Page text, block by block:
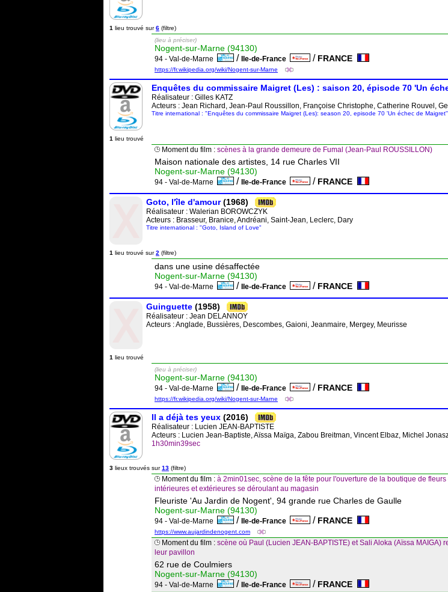
1 lieu trouvé sur6 (filtre)
(lieu à préciser)
Nogent-sur-Marne (94130)
94 - Val-de-Marne / Ile-de-France / FRANCE
https://fr.wikipedia.org/wiki/Nogent-sur-Marne
Enquêtes du commissaire Maigret (Les) : saison 20, épisode 70 'Un
Réalisateur : Gilles KATZ
Acteurs : Jean Richard, Jean-Paul Roussillon, Françoise Christophe, Catherine Rouvel,
Titre international : "Enquêtes du commissaire Maigret (Les): season 20, episode 70 'Un échec de
1 lieu trouvé
Moment du film : scènes à la grande demeure de Fumal (Jean-Paul ROUSSILLON)
Maison nationale des artistes, 14 rue Charles VII
Nogent-sur-Marne (94130)
94 - Val-de-Marne / Ile-de-France / FRANCE
Goto, l'île d'amour(1968)
Réalisateur : Walerian BOROWCZYK
Acteurs : Brasseur, Branice, Andréani, Saint-Jean, Leclerc, Dary
Titre international : "Goto, Island of Love"
1 lieu trouvé sur2 (filtre)
dans une usine désaffectée
Nogent-sur-Marne (94130)
94 - Val-de-Marne / Ile-de-France / FRANCE
Guinguette (1958)
Réalisateur : Jean DELANNOY
Acteurs : Anglade, Bussières, Descombes, Gaioni, Jeanmaire, Mergey, Meurisse
1 lieu trouvé
(lieu à préciser)
Nogent-sur-Marne (94130)
94 - Val-de-Marne / Ile-de-France / FRANCE
https://fr.wikipedia.org/wiki/Nogent-sur-Marne
Il a déjà tes yeux (2016)
Réalisateur : Lucien JEAN-BAPTISTE
Acteurs : Lucien Jean-Baptiste, Aïssa Maïga, Zabou Breitman, Vincent Elbaz, Michel
1h30min39sec
3 lieux trouvés sur13 (filtre)
Moment du film : à 2min01sec, scène de la fête pour l'ouverture de la boutique de
intérieures et extérieures se déroulant au magasin
Fleuriste 'Au Jardin de Nogent', 94 grande rue Charles de Gaulle
Nogent-sur-Marne (94130)
94 - Val-de-Marne / Ile-de-France / FRANCE
https://www.aujardindenogent.com
Moment du film : scène où Paul (Lucien JEAN-BAPTISTE) et Sali Aloka (Aïssa
leur pavillon
62 rue de Coulmiers
Nogent-sur-Marne (94130)
94 - Val-de-Marne / Ile-de-France / FRANCE